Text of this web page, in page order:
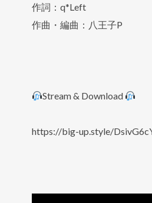
作詞：q*Left
作曲・編曲：八王子P
Stream & Download
https://big-up.style/